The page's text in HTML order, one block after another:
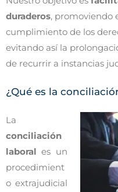
duraderos, promoviendo
cumplimiento de los
evitando así la
de recurrir a instancias
¿Qué es la
La
conciliación
laboral es un
procedimient
o extrajudicial